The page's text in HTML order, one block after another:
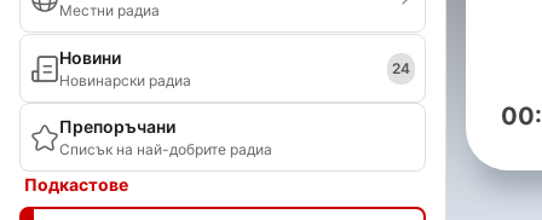
Местни радиа
Новини
Новинарски радиа
24
Препоръчани
Списък на най-добрите радиа
Подкастове